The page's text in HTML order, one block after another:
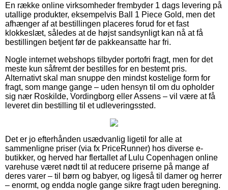
En række online virksomheder frembyder 1 dags levering på
utallige produkter, eksempelvis Ball 1 Piece Gold, men det
afhænger af at bestillingen placeres forud for et fast
klokkeslæt, således at de højst sandsynligt kan nå at få
bestillingen betjent før de pakkeansatte har fri.
Nogle internet webshops tilbyder portofri fragt, men for det
meste kun såfremt der bestilles for en bestemt pris.
Alternativt skal man snuppe den mindst kostelige form for
fragt, som mange gange – uden hensyn til om du opholder
sig nær Roskilde, Vordingborg eller Assens – vil være at få
leveret din bestilling til et udleveringssted.
Det er jo efterhånden usædvanlig ligetil for alle at
sammenligne priser (via fx PriceRunner) hos diverse e-
butikker, og herved har flertallet af Lulu Copenhagen online
varehuse været nødt til at reducere priserne på mange af
deres varer – til børn og babyer, og ligeså til damer og herrer
– enormt, og endda nogle gange sikre fragt uden beregning.